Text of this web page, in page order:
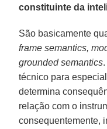
constituinte da
São basicamente
frame semantics,
grounded semantics
técnico para
determina
relação com o
consequentemente,